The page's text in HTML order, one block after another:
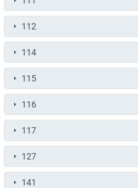
112
114
115
116
117
127
141